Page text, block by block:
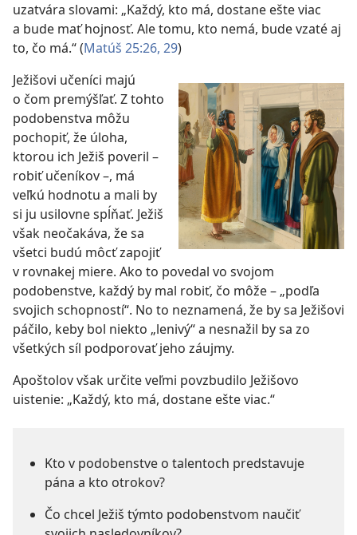
uzatvára slovami: „Každý, kto má, dostane ešte viac
a bude mať hojnosť. Ale tomu, kto nemá, bude vzaté aj
to, čo má.“ (Matúš 25:26, 29)
Ježišovi učeníci majú
o čom premýšľať. Z tohto
podobenstva môžu
pochopiť, že úloha,
ktorou ich Ježiš poveril –
robiť učeníkov –, má
veľkú hodnotu a mali by
si ju usilovne spĺňať. Ježiš
však neočakáva, že sa
všetci budú môcť zapojiť
v rovnakej miere. Ako to povedal vo svojom
podobenstve, každý by mal robiť, čo môže – „podľa
svojich schopností“. No to neznamená, že by sa Ježišovi
páčilo, keby bol niekto „lenivý“ a nesnažil by sa zo
všetkých síl podporovať jeho záujmy.
Apoštolov však určite veľmi povzbudilo Ježišovo
uistenie: „Každý, kto má, dostane ešte viac.“
Kto v podobenstve o talentoch predstavuje
pána a kto otrokov?
Čo chcel Ježiš týmto podobenstvom naučiť